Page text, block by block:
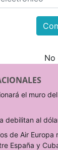
No
el muro
debilitan al
de Air Europa
España y